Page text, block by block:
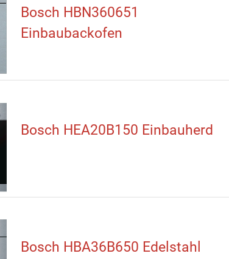
Bosch HBN360651
Einbaubackofen
Bosch HEA20B150 Einbauherd
Bosch HBA36B650 Edelstahl